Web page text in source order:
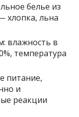
белье из
хлопка, льна
влажность в
температура
питание,
и
реакции